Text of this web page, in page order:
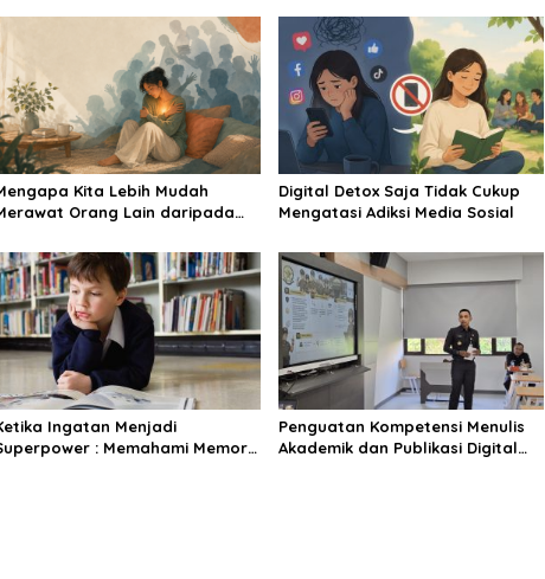
Kita Lebih Mudah
Orang Lain daripada
Digital Detox Saja Tidak Cukup
Mengatasi Adiksi Media Sosial
Ingatan Menjadi
: Memahami Memori
Penguatan Kompetensi Menulis
Akademik dan Publikasi Digital